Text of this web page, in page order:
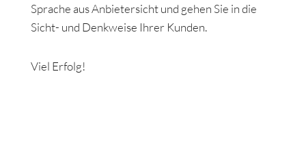
Sprache aus Anbietersicht und gehen Sie in die
Sicht- und Denkweise Ihrer Kunden.
Viel Erfolg!